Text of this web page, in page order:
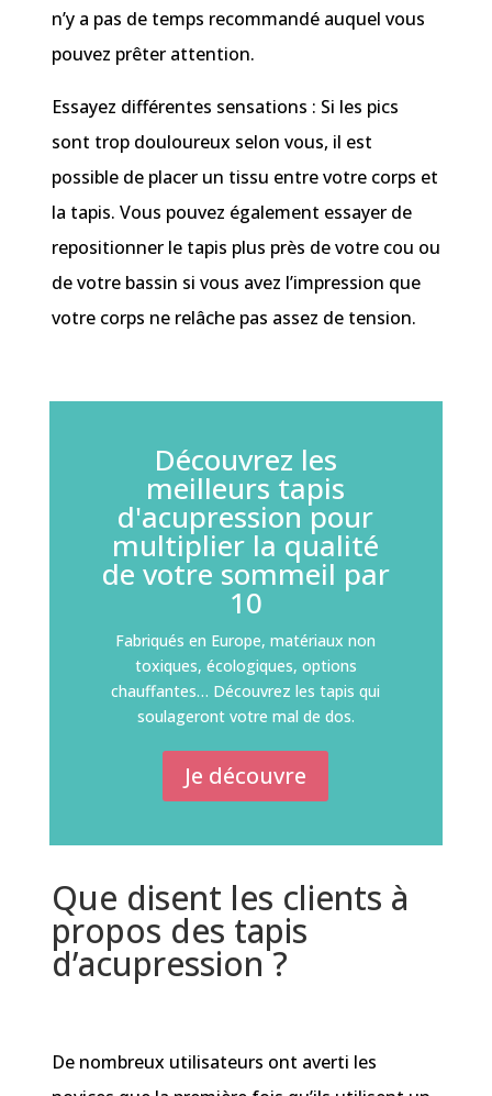
n’y a pas de temps recommandé auquel vous
pouvez prêter attention.
Essayez différentes sensations : Si les pics
sont trop douloureux selon vous, il est
possible de placer un tissu entre votre corps et
la tapis. Vous pouvez également essayer de
repositionner le tapis plus près de votre cou ou
de votre bassin si vous avez l’impression que
votre corps ne relâche pas assez de tension.
Découvrez les
meilleurs tapis
d'acupression pour
multiplier la qualité
de votre sommeil par
10
Fabriqués en Europe, matériaux non
toxiques, écologiques, options
chauffantes… Découvrez les tapis qui
soulageront votre mal de dos.
Je découvre
Que disent les clients à
propos des tapis
d’acupression ?
De nombreux utilisateurs ont averti les